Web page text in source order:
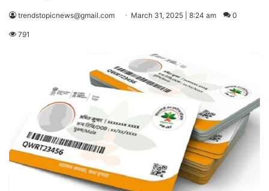
trendstopicnews@gmail.com March 31, 2025 | 8:24 am 0
791